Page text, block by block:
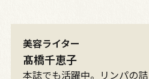
美容ライター
髙橋千恵子
本誌でも活躍中。リンパの